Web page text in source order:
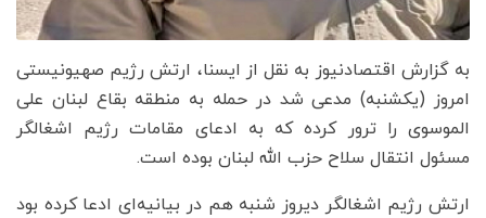
به گزارش اقتصادنیوز به نقل از ایسنا، ارتش رژیم صهیونیستی
امروز (یکشنبه) مدعی شد در حمله به منطقه بقاع لبنان علی
الموسوی را ترور کرده که به ادعای مقامات رژیم اشغالگر
مسئول انتقال سلاح حزب الله لبنان بوده است.
ارتش رژیم اشغالگر دیروز شنبه هم در بیانیه‌ای ادعا کرده بود